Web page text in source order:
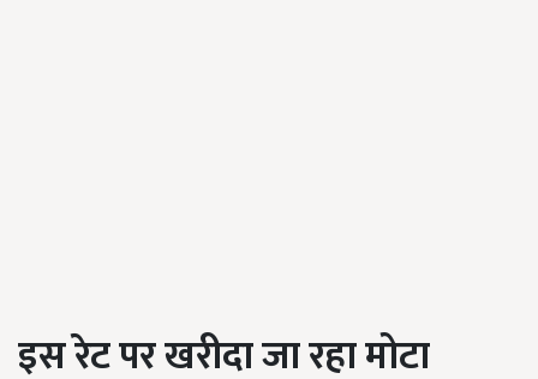
इस रेट पर खरीदा जा रहा मोटा